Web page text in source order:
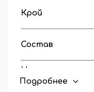
Крой
Состав
Наличие
манжетов
Подробнее